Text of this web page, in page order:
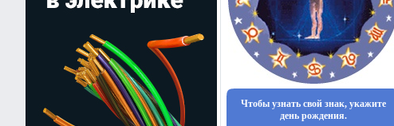
Чтобы узнать свой знак, укажите
день рождения.